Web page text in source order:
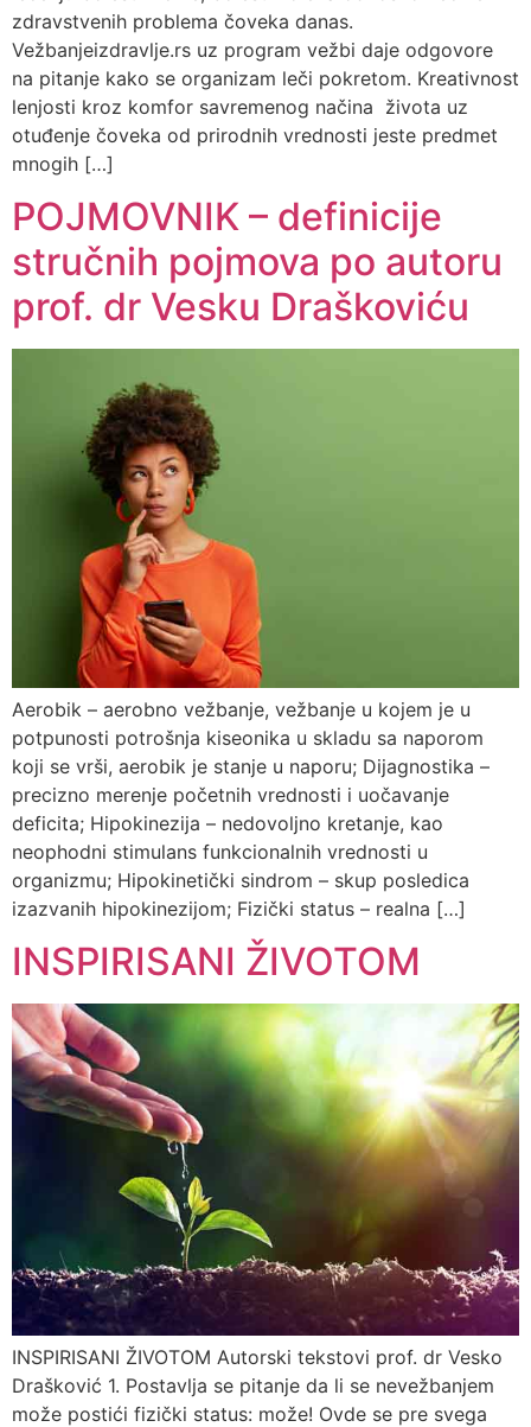
zdravstvenih problema čoveka danas.
Vežbanjeizdravlje.rs uz program vežbi daje odgovore
na pitanje kako se organizam leči pokretom. Kreativnost
lenjosti kroz komfor savremenog načina života uz
otuđenje čoveka od prirodnih vrednosti jeste predmet
mnogih […]
POJMOVNIK – definicije
stručnih pojmova po autoru
prof. dr Vesku Draškoviću
Aerobik – aerobno vežbanje, vežbanje u kojem je u
potpunosti potrošnja kiseonika u skladu sa naporom
koji se vrši, aerobik je stanje u naporu; Dijagnostika –
precizno merenje početnih vrednosti i uočavanje
deficita; Hipokinezija – nedovoljno kretanje, kao
neophodni stimulans funkcionalnih vrednosti u
organizmu; Hipokinetički sindrom – skup posledica
izazvanih hipokinezijom; Fizički status – realna […]
INSPIRISANI ŽIVOTOM
INSPIRISANI ŽIVOTOM Autorski tekstovi prof. dr Vesko
Drašković 1. Postavlja se pitanje da li se nevežbanjem
može postići fizički status: može! Ovde se pre svega